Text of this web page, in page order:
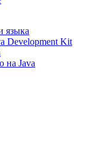
языка
Development Kit
на Java